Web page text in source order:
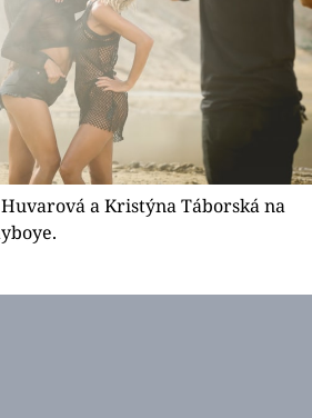
a Kristýna Táborská na